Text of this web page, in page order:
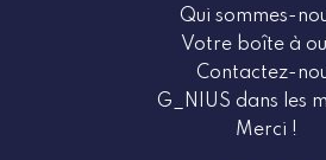
Qui sommes-
Votre boîte à
Contactez-
G_NIUS dans les
Merci !